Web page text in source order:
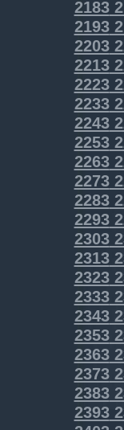
2183
2193
2203
2213
2223
2233
2243
2253
2263
2273
2283
2293
2303
2313
2323
2333
2343
2353
2363
2373
2383
2393